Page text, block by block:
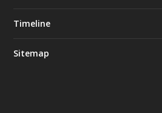
Timeline
Sitemap